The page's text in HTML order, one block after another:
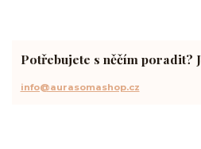
Potřebujete s něčím poradit?
info@aurasomashop.cz